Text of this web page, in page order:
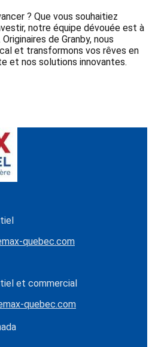
? Que vous souhaitiez
notre équipe dévouée est à
de Granby, nous
et transformons vos rêves en
et nos solutions innovantes.
quebec.com
et commercial
quebec.com